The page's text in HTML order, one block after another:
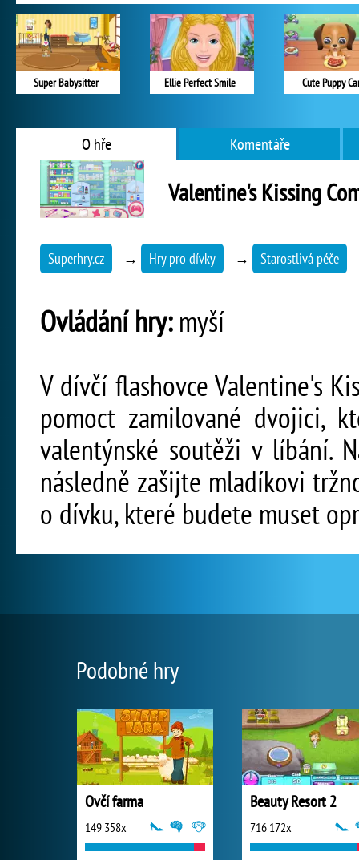
Super Babysitter Ellie Perfect Smile Cute Puppy
O hře Komentáře
Valentine's Kissing
Superhry.cz → Hry pro dívky → Starostlivá péče
Ovládání hry:myší
V dívčí flashovce Valentine's
pomoct zamilované dvojici,
valentýnské soutěži v líbání.
následně zašijte mladíkovi
o dívku, které budete muset
Podobné hry
Ovčí farma
149 358x
Beauty Resort 2
716 172x